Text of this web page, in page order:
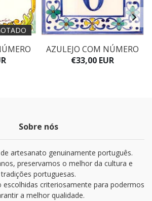
AZULEJO COM NÚMERO
€33,00 EUR
Sobre nós
artesanato genuinamente português.
preservamos o melhor da cultura e
tradições portuguesas.
escolhidas criteriosamente para podermos
a melhor qualidade.